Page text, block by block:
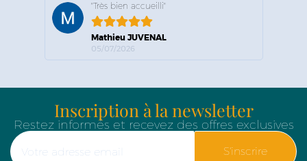
"Très bien accueilli"
Mathieu JUVENAL
05/07/2026
Inscription à la newsletter
Restez informés et recevez des offres exclusives
S'inscrire